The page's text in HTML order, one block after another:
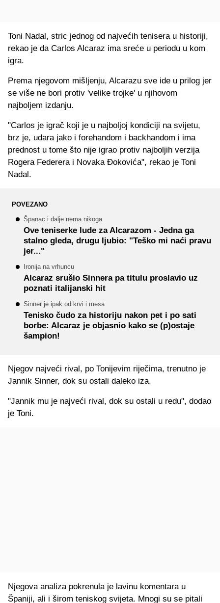
Toni Nadal, stric jednog od najvećih tenisera u historiji,
rekao je da Carlos Alcaraz ima sreće u periodu u kom
igra.
Prema njegovom mišljenju, Alcarazu sve ide u prilog jer
se više ne bori protiv 'velike trojke' u njihovom
najboljem izdanju.
"Carlos je igrač koji je u najboljoj kondiciji na svijetu,
brz je, udara jako i forehandom i backhandom i ima
prednost u tome što nije igrao protiv najboljih verzija
Rogera Federera i Novaka Đokovića", rekao je Toni
Nadal.
POVEZANO
Španac i dalje nema nikoga
Ove teniserke lude za Alcarazom - Jedna ga
stalno gleda, drugu ljubio: "Teško mi naći pravu
jer..."
Ironija na vrhuncu
Alcaraz srušio Sinnera pa titulu proslavio uz
poznati italijanski hit
Sinner je ipak od krvi i mesa
Tenisko čudo za historiju nakon pet i po sati
borbe: Alcaraz je objasnio kako se (p)ostaje
šampion!
Njegov najveći rival, po Tonijevim riječima, trenutno je
Jannik Sinner, dok su ostali daleko iza.
"Jannik mu je najveći rival, dok su ostali u redu", dodao
je Toni.
Njegova analiza pokrenula je lavinu komentara u
Španiji, ali i širom teniskog svijeta. Mnogi su se pitali